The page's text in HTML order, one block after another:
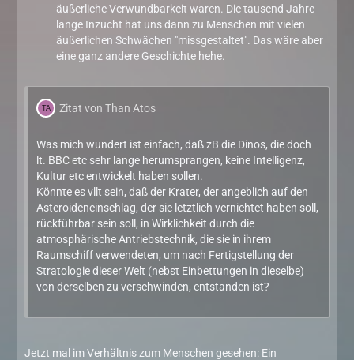
äußerliche Verwundbarkeit waren. Die tausend Jahre
lange Inzucht hat uns dann zu Menschen mit vielen
äußerlichen Schwächen "missgestaltet". Das wäre aber
eine ganz andere Geschichte hehe.
Zitat von Than Atos
Was mich wundert ist einfach, daß zB die Dinos, die doch
lt. BBC etc sehr lange herumsprangen, keine Intelligenz,
Kultur etc entwickelt haben sollen.
Könnte es vllt sein, daß der Krater, der angeblich auf den
Asteroideneinschlag, der sie letztlich vernichtet haben soll,
rückführbar sein soll, in Wirklichkeit durch die
atmosphärische Antriebstechnik, die sie in ihrem
Raumschiff verwendeten, um nach Fertigstellung der
Stratologie dieser Welt (nebst Einbettungen in dieselbe)
von derselben zu verschwinden, entstanden ist?
Jetzt mal im Verhältnis zum Menschen gesehen: Ein